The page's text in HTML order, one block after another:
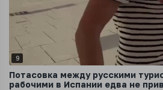
9
Потасовка между русскими
рабочими в Испании едва не